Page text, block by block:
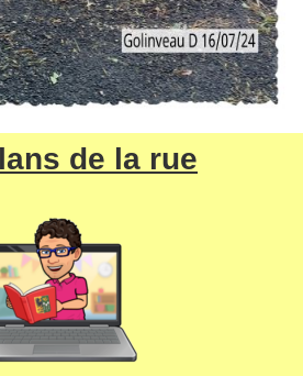
de la rue